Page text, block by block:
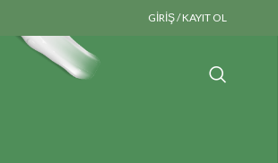
GIRIŞ / KAYIT OL